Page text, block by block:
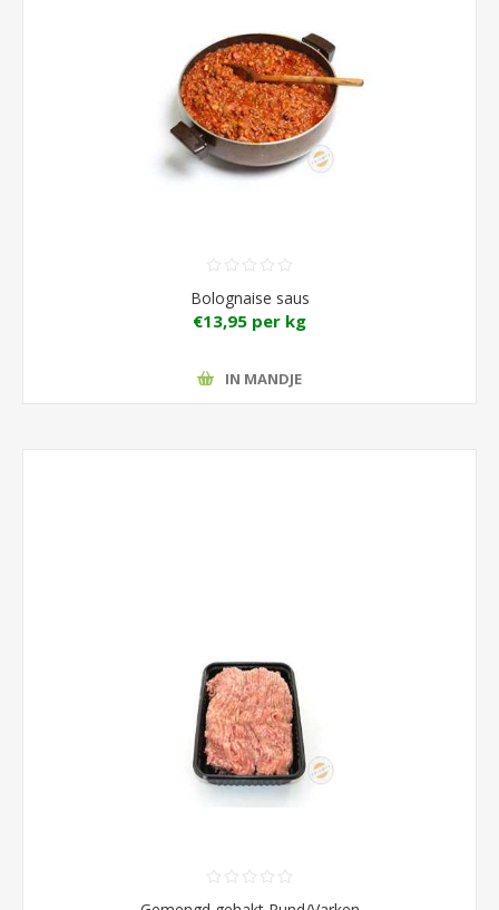
Bolognaise saus
€13,95 per kg
IN MANDJE